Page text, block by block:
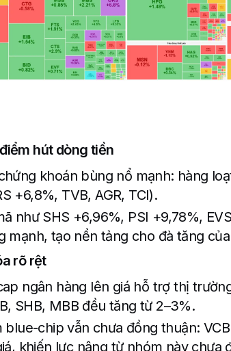
hút dòng tiền
khoán bùng nổ mạnh: hàng
+6,8%, TVB, AGR, TCI).
như SHS +6,96%, PSI +9,78%,
mạnh, tạo nền tảng cho đà tăng
rõ rệt
ngân hàng lên giá hỗ trợ thị
SHB, MBB đều tăng từ 2–3%.
chip vẫn chưa đồng thuận:
khiến lực nâng từ nhóm này chưa